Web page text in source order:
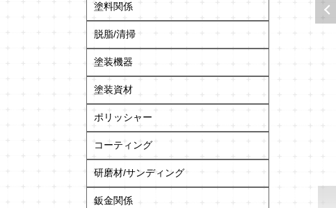
塗料関係
脱脂/清掃
塗装機器
塗装資材
ポリッシャー
コーティング
研磨材/サンディング
鈑金関係